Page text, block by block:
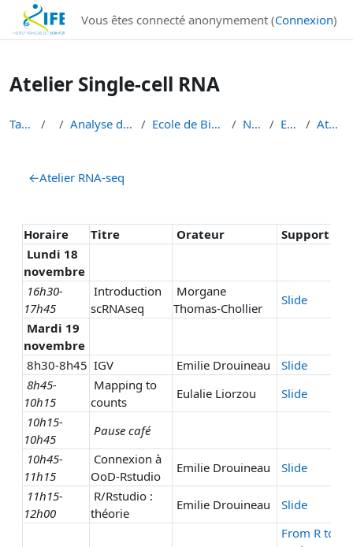
Institut Français de Bioinformatique - Les formations
Passer au contenu principalVous êtes connecté anonymement (Connexion)
Atelier Single-cell RNA
Tableau de bord Cours Analyse de données de séquençage haut débit Ecole de Bioinformatique - IFB - Inserm - INRAe EB... Niveau 1 débutant EBAII Niv 1 2024 Atelier Single-cell RNA
Résumé de section
←Atelier RNA-seq
Horaire Titre Orateur
Support
Lundi 18
novembre
16h30-
17h45
Introduction
scRNAseq
Morgane
Thomas-Chollier
Slide
Mardi 19
novembre
8h30-8h45 IGV Emilie Drouineau
Slide
8h45-
10h15
Mapping to
counts
Eulalie Liorzou
Slide
10h15-
10h45
Pause café
10h45-
11h15
Connexion à
OoD-Rstudio
Emilie Drouineau
Slide
11h15-
12h00
R/Rstudio :
théorie
Emilie Drouineau Slide
From R to